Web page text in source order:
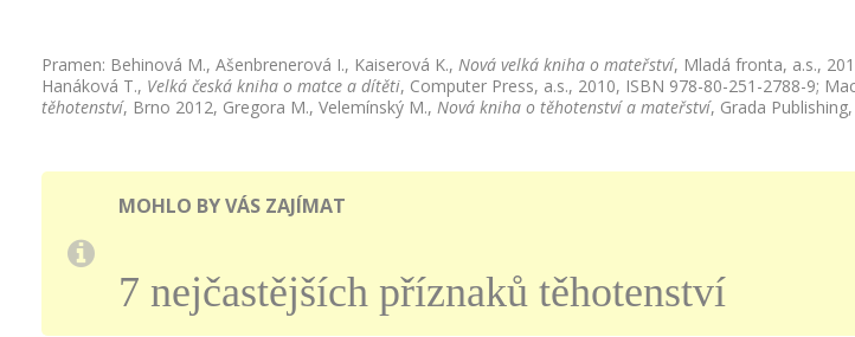
Pramen: Behinová M., Ašenbrenerová I., Kaiserová K., Nová velká kniha o mateřství, Mladá fronta, a.s.,
Hanáková T., Velká česká kniha o matce a dítěti, Computer Press, a.s., 2010, ISBN 978-80-251-2788-9;
těhotenství, Brno 2012, Gregora M., Velemínský M., Nová kniha o těhotenství a mateřství, Grada
MOHLO BY VÁS ZAJÍMAT
7 nejčastějších příznaků těhotenství